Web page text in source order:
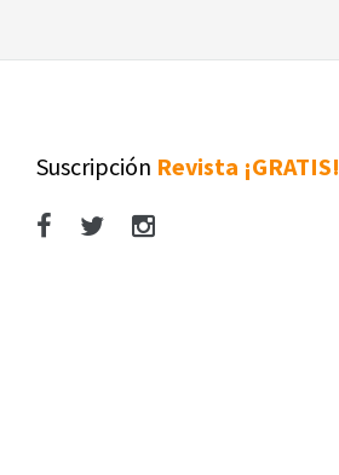
Suscripción Revista ¡GRATIS!